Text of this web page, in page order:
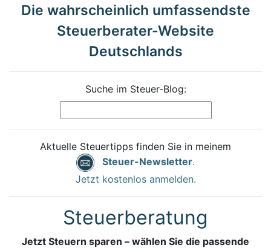
Die wahrscheinlich umfassendste
Steuerberater-Website
Deutschlands
Suche im Steuer-Blog:
Aktuelle Steuertipps finden Sie in meinem
Steuer-Newsletter.
Jetzt kostenlos anmelden.
Steuerberatung
Jetzt Steuern sparen – wählen Sie die passende